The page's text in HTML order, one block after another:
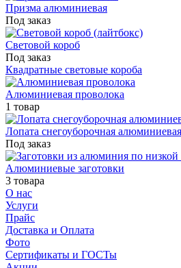
Призма алюминиевая
Под заказ
Световой короб
Под заказ
Квадратные световые короба
Алюминиевая проволока
1 товар
Лопата снегоуборочная алюминиевая
Под заказ
Алюминиевые заготовки
3 товара
О нас
Услуги
Прайс
Доставка и Оплата
Фото
Сертификаты и ГОСТы